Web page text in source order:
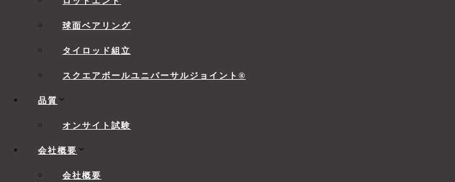
球面ベアリング
タイロッド組立
スクエアボールユニバーサルジョイント®
品質
オンサイト試験
会社概要
会社概要
61814